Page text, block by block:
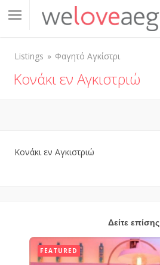
Listings Φαγητό Αγκίστρι
Κονάκι εν Αγκιστριώ
Κονάκι εν Αγκιστριώ
Δείτε επίσης
FEATURED